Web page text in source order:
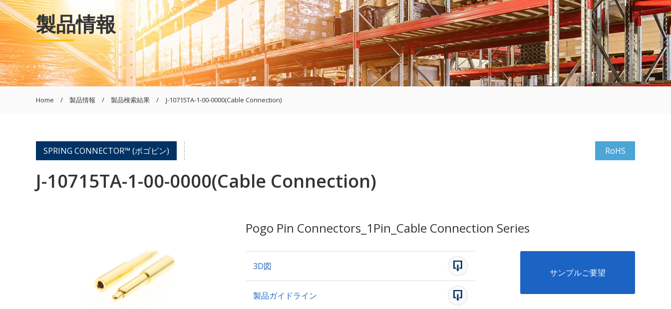
2D/3D 図面ダウンロード 電子カタログ
防水 高速伝送 高電流
製品情報
Home 製品情報 製品検索結果 J-10715TA-1-00-0000(Cable Connection)
J-10715TA-1-00-0000(Cable Connection)
SPRING CONNECTOR™ (ポゴピン) RoHS
Pogo Pin Connectors_1Pin_Cable Connection Series
3D図
製品ガイドライン
サンプルご要望